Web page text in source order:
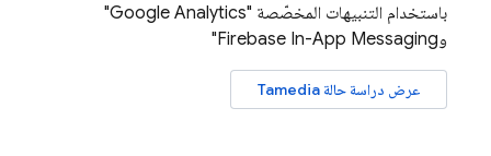
باستخدام التنبيهات المخصّصة "Google Analytics
"
وFirebase In-App Messaging
"
عرض دراسة حالة Tamedia